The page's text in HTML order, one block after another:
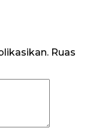
Ruas